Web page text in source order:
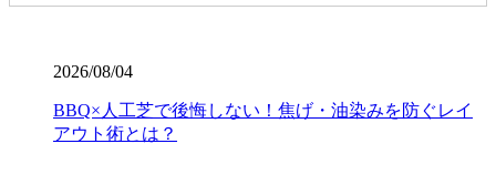
当社の人工芝は、厳しい世界基準である海外のFIFA認定を
す。この認定は、スポーツにおける激しい衝撃や摩擦への
耐久性が保証されている証です。お子様が全力で走り回っ
2026/08/04
BBQ×人工芝で後悔しない！焦げ・油染みを防ぐレイ
アウト術とは？